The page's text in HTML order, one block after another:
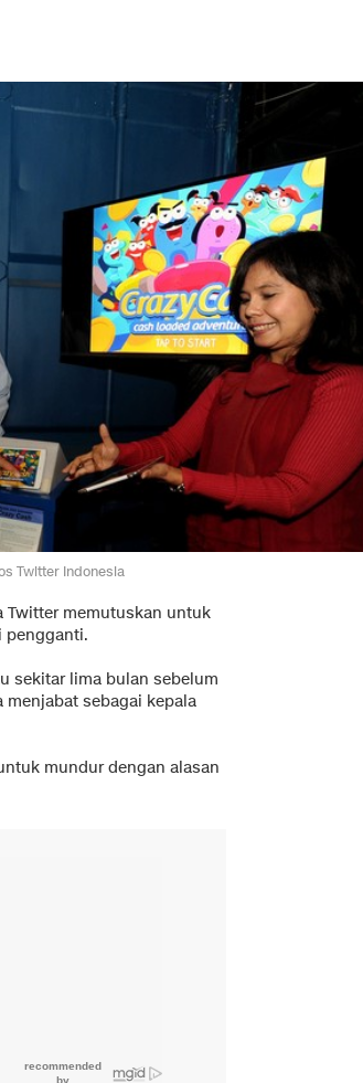
Twitter Indonesia
Twitter memutuskan untuk
pengganti.
sekitar lima bulan sebelum
sebagai kepala
mundur dengan alasan